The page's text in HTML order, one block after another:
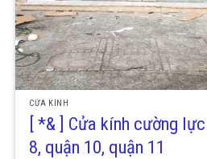
CỬA KÍNH
[ *& ] Cửa kính cường
8, quận 10, quận 11